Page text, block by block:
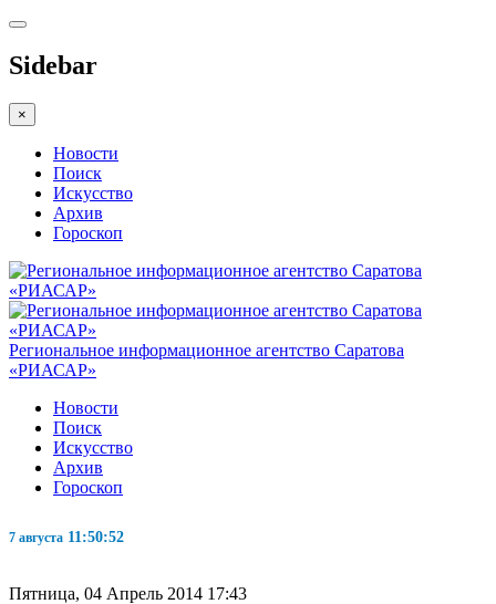
Sidebar
×
Новости
Поиск
Искусство
Архив
Гороскоп
Региональное информационное агентство Саратова
«РИАСАР»
Новости
Поиск
Искусство
Архив
Гороскоп
7 августа 11:50:52
Пятница, 04 Апрель 2014 17:43